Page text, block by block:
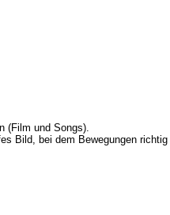
(Film und Songs).
Bild, bei dem Bewegungen